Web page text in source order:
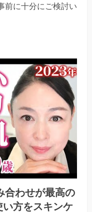
前に十分にご検討い
合わせが最高の
方をスキンケ